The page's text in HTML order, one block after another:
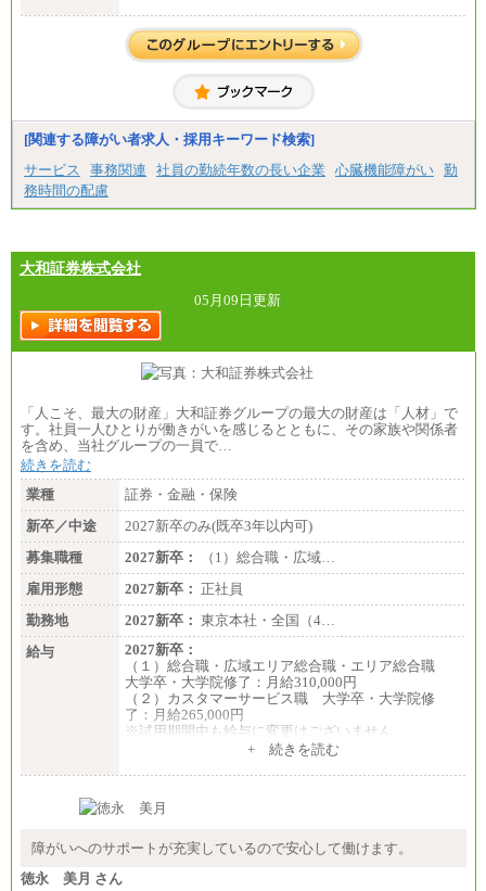
(※3)、239,000円(※4)、237,000円（※5）
・専門・短大卒
(※3)、218,500円(※4)、216,500円（※5）
※1…東京都、埼玉県、千葉県、神奈川県
※2…大阪府、京都府、兵庫県、滋賀県
※3…愛知県、静岡県
※4…北海道、宮城県、栃木県、群馬県、長野県、新
県、福島県、山形県
・月給には一律地域手当を含んだ金額を表示
（一律地域手当：※1…36,000円、※2…33,000円、
※3…28,000円、※4…25,000円、※5…23,000円）
・試用期間中も給与変更なし
●基幹職（地域限定社員）
・大学・院卒／月給185,000 円～219,000 円 ※勤務地
〈東京・神奈川〉219,000 円
〈大阪・兵庫〉209,000 円
〈愛知〉194,500 円 〈福岡〉1
・専門・短大卒／月給185,000 円～210,000 円 ※勤務
地により異なる。
〈東京・神奈川〉210,000 円
〈大阪・兵庫〉200,000 円
〈愛知〉194,500 円 〈福
岡〉185,000円
※基本給のみ（地域手当なし）
※試用期間中も給与変更なし
中途：
【阪急交通社】
◆正社員/総合職
月給250,000円～(※1)、247,000円～(※2)、242,000円
～(※3)、239,000円～(※4)、237,000円～（※5）
・月給は一律地域手当を含んだ金額を表示
（※1…36,000円、※2…33,000円、※3…28,000円、
※4…25,000円、※5…23,000円）
◆正社員/基幹職
〈東京・神奈川〉月給219,000 円～ 〈大阪・兵庫〉
〈愛知〉月給194,500 円～ 〈福岡〉月給185,000 円～
[関連する障がい者求人・採用キーワード検索]
サービス
事務関連 社員の勤続年数の長い企業 心臓機能障がい 勤
務時間の配慮
大和証券株式会社
05月09日更新
「人こそ、最大の財産」大和証券グループの最大の財産は「人材」で
す。社員一人ひとりが働きがいを感じるとともに、その家族や関係者
を含め、当社グループの一員で…
続きを読む
業種
証券・金融・保険
新卒／中途
2027新卒のみ(既卒3年以内可)
募集職種
2027新卒：
（1）総合職・広域…
雇用形態
2027新卒： 正社員
勤務地
2027新卒： 東京本社・全国（4…
給与
2027新卒：
（１）総合職・広域エリア総合職・エリア総合職
大学卒・大学院修了：月給310,000円
（２）カスタマーサービス職 大学卒・大学院修
了：月給265,000円
※試用期間中も給与に変更はございません
+ 続きを読む
障がいへのサポートが充実しているので安心して働けます。
徳永 美月 さん